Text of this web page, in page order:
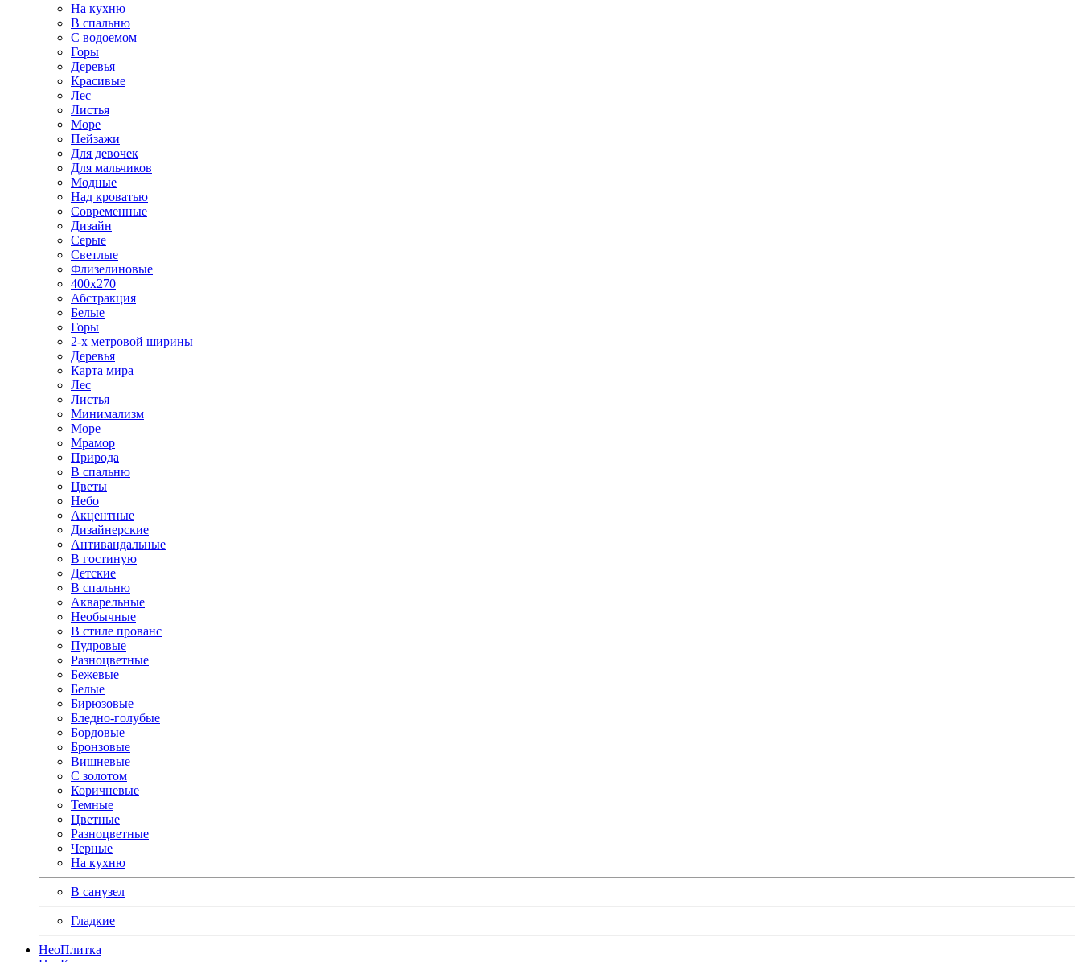
На кухню
В спальню
С водоемом
Горы
Деревья
Красивые
Лес
Листья
Море
Пейзажи
Для девочек
Для мальчиков
Модные
Над кроватью
Современные
Дизайн
Серые
Светлые
Флизелиновые
400х270
Абстракция
Белые
Горы
2-х метровой ширины
Деревья
Карта мира
Лес
Листья
Минимализм
Море
Мрамор
Природа
В спальню
Цветы
Небо
Акцентные
Дизайнерские
Антивандальные
В гостиную
Детские
В спальню
Акварельные
Необычные
В стиле прованс
Пудровые
Разноцветные
Бежевые
Белые
Бирюзовые
Бледно-голубые
Бордовые
Бронзовые
Вишневые
С золотом
Коричневые
Темные
Цветные
Разноцветные
Черные
На кухню
В санузел
Гладкие
НеоПлитка